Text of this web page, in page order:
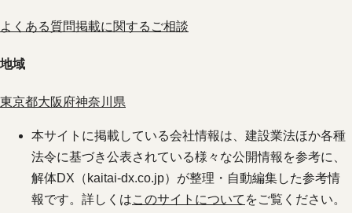
よくある質問掲載に関するご相談
地域
東京都大阪府神奈川県
本サイトに掲載している会社情報は、建設業法ほか各種
法令に基づき公表されている様々な公開情報を参考に、
解体DX（kaitai-dx.co.jp）が整理・自動編集した参考情
報です。詳しくはこのサイトについて をご覧ください。